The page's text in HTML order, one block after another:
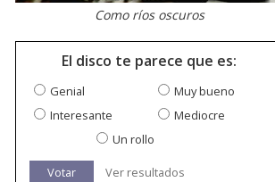
Como ríos oscuros
El disco te parece que es:
Genial
Muy bueno
Interesante
Mediocre
Un rollo
Votar Ver resultados